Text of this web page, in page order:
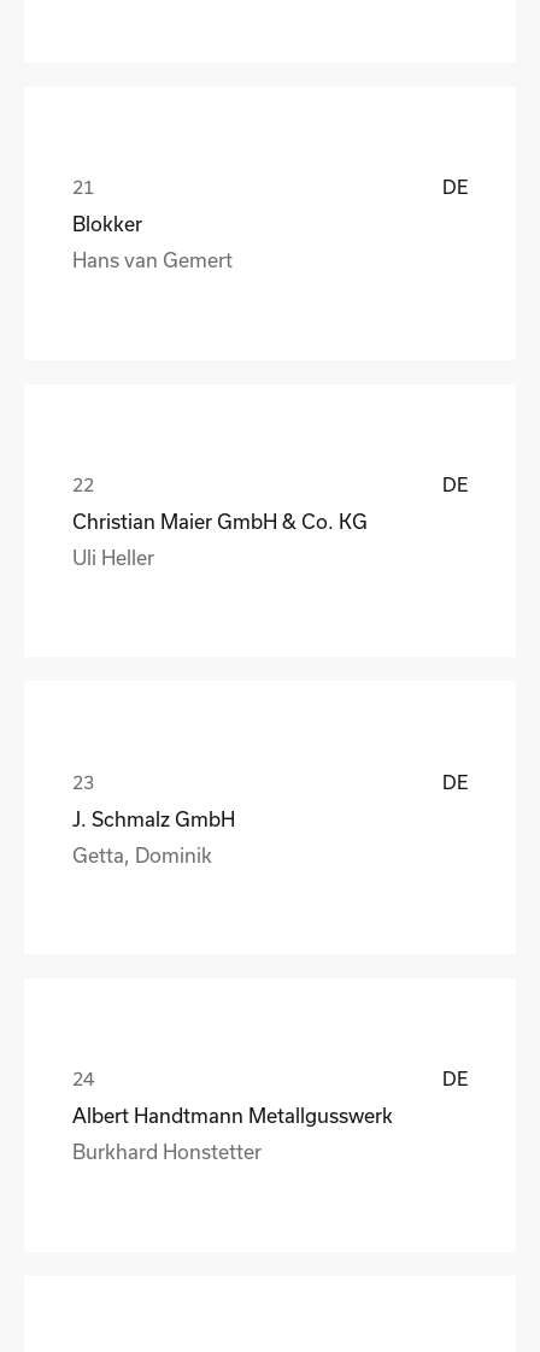
DE
Blokker
Hans van Gemert
DE
Christian Maier GmbH & Co. KG
Uli Heller
DE
J. Schmalz GmbH
Getta, Dominik
DE
Albert Handtmann Metallgusswerk
Burkhard Honstetter